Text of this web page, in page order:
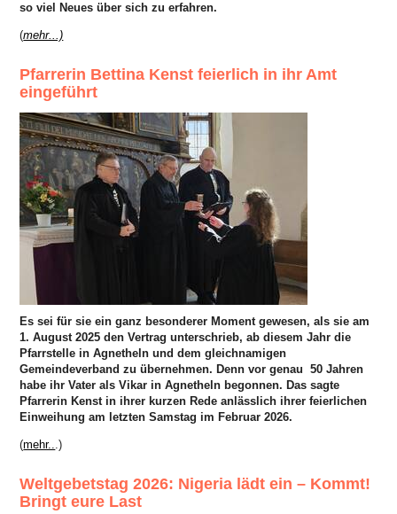
so viel Neues über sich zu erfahren.
(mehr...)
Pfarrerin Bettina Kenst feierlich in ihr Amt
eingeführt
Es sei für sie ein ganz besonderer Moment gewesen, als sie am
1. August 2025 den Vertrag unterschrieb, ab diesem Jahr die
Pfarrstelle in Agnetheln und dem gleichnamigen
Gemeindeverband zu übernehmen. Denn vor genau50 Jahren
habe ihr Vater als Vikar in Agnetheln begonnen. Das sagte
Pfarrerin Kenst in ihrer kurzen Rede anlässlich ihrer feierlichen
Einweihung am letzten Samstag im Februar 2026.
(mehr.. .)
Weltgebetstag 2026: Nigeria lädt ein – Kommt!
Bringt eure Last